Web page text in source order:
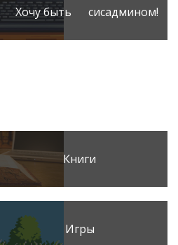
Хочу быть сисадмином!
Книги
Игры